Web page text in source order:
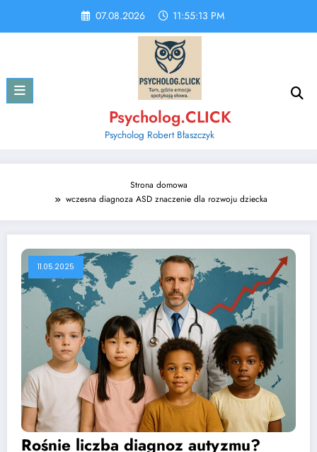
content
07.08.2026 11:55:13 PM
Psycholog.CLICK
Psycholog Robert Błaszczyk
Strona domowa
wczesna diagnoza ASD znaczenie dla rozwoju dziecka
11.05.2025
Rośnie liczba diagnoz autyzmu?